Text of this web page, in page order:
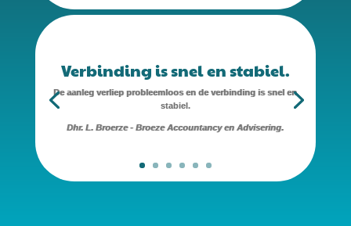
Verbinding is snel en stabiel.
De aanleg verliep probleemloos en de verbinding is snel en
stabiel.
Dhr. L. Broerze - Broeze Accountancy en Advisering.